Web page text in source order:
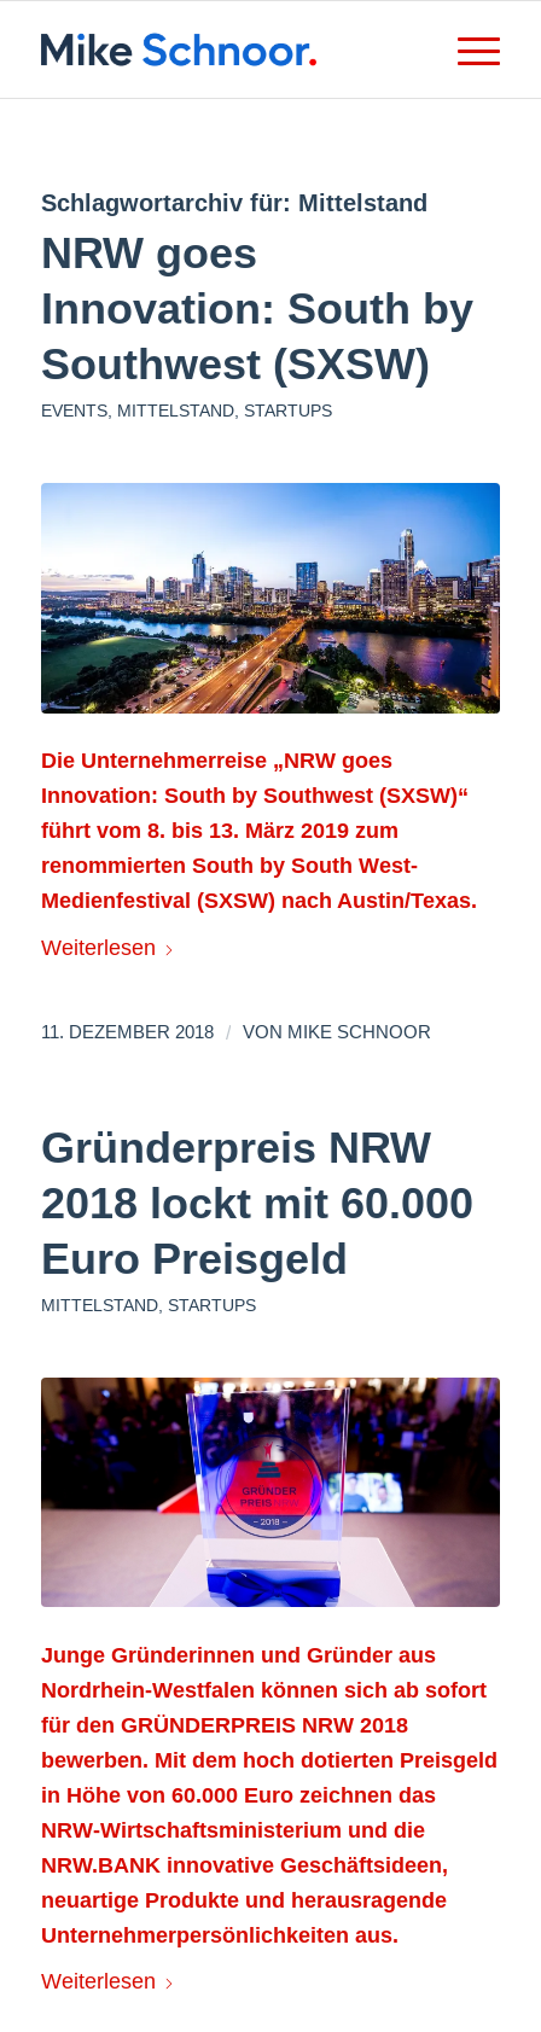
Schlagwortarchiv für: Mittelstand
NRW goes
Innovation: South by
Southwest (SXSW)
EVENTS, MITTELSTAND, STARTUPS
Die Unternehmerreise „NRW goes
Innovation: South by Southwest (SXSW)“
führt vom 8. bis 13. März 2019 zum
renommierten South by South West-
Medienfestival (SXSW) nach Austin/Texas.
Weiterlesen
11. DEZEMBER 2018 / VON MIKE SCHNOOR
Gründerpreis NRW
2018 lockt mit 60.000
Euro Preisgeld
MITTELSTAND, STARTUPS
Junge Gründerinnen und Gründer aus
Nordrhein-Westfalen können sich ab sofort
für den GRÜNDERPREIS NRW 2018
bewerben. Mit dem hoch dotierten Preisgeld
in Höhe von 60.000 Euro zeichnen das
NRW-Wirtschaftsministerium und die
NRW.BANK innovative Geschäftsideen,
neuartige Produkte und herausragende
Unternehmerpersönlichkeiten aus.
Weiterlesen